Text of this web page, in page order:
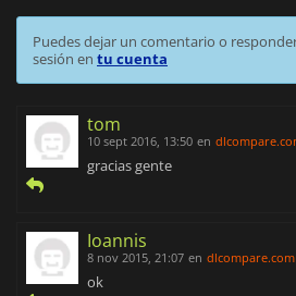
Puedes dejar un comentario o
sesión en tu cuenta
tom
10 sept 2016, 13:50 en
gracias gente
Ioannis
8 nov 2015, 21:07 en dlcompare.com
ok